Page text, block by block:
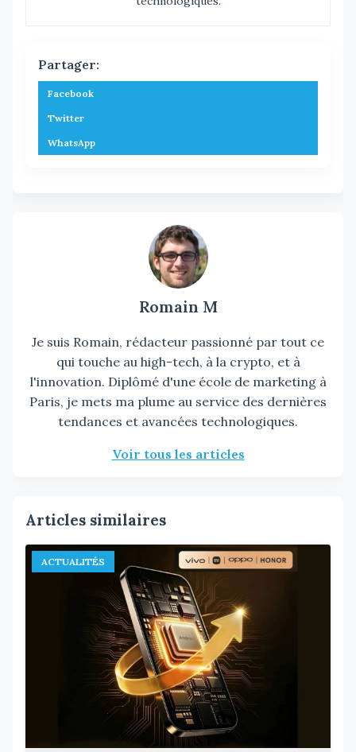
Partager:
Facebook
Twitter
WhatsApp
Romain M
Je suis Romain, rédacteur passionné par tout ce
qui touche au high-tech, à la crypto, et à
l'innovation. Diplômé d'une école de marketing à
Paris, je mets ma plume au service des dernières
tendances et avancées technologiques.
Voir tous les articles
Articles similaires
ACTUALITÉS